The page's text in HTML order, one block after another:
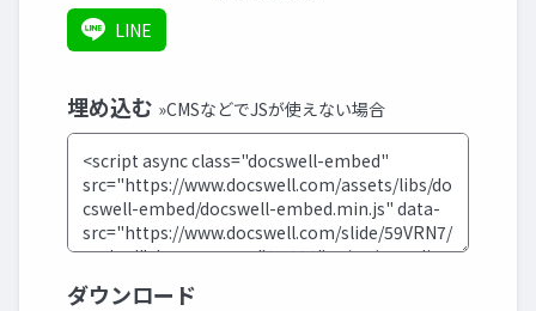
LINE
埋め込む »CMSなどでJSが使えない場合
ダウンロード